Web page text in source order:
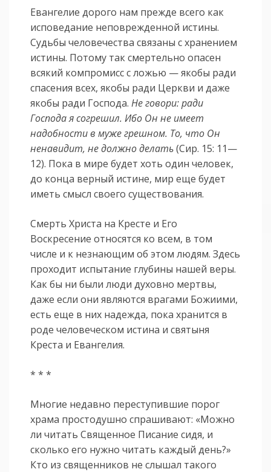
Евангелие дорого нам прежде всего как
исповедание неповрежденной истины.
Судьбы человечества связаны с хранением
истины. Потому так смертельно опасен
всякий компромисс с ложью — якобы ради
спасения всех, якобы ради Церкви и даже
якобы ради Господа.Не говори: ради
Господа я согрешил. Ибо Он не имеет
надобности в муже грешном. То, что Он
ненавидит, не должно делать(Сир. 15: 11—
12). Пока в мире будет хоть один человек,
до конца верный истине, мир еще будет
иметь смысл своего существования.
Смерть Христа на Кресте и Его
Воскресение относятся ко всем, в том
числе и к незнающим об этом людям. Здесь
проходит испытание глубины нашей веры.
Как бы ни были люди духовно мертвы,
даже если они являются врагами Божиими,
есть еще в них надежда, пока хранится в
роде человеческом истина и святыня
Креста и Евангелия.
* * *
Многие недавно переступившие порог
храма простодушно спрашивают: «Можно
ли читать Священное Писание сидя, и
сколько его нужно читать каждый день?»
Кто из священников не слышал такого